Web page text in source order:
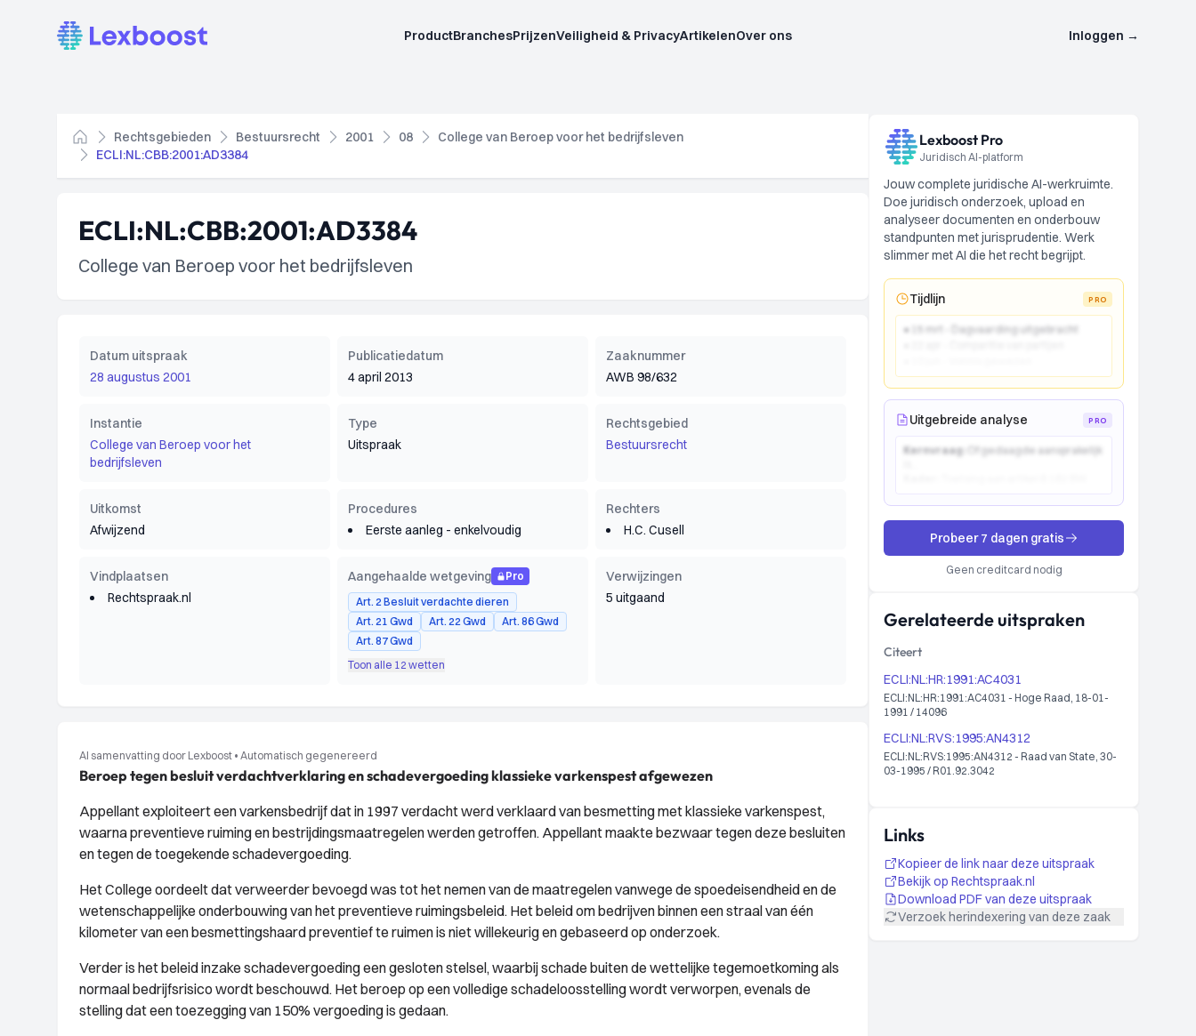
Lexboost ProductBranchesPrijzenVeiligheid & PrivacyArtikelenOver ons Inloggen →
Home
Rechtsgebieden Bestuursrecht 2001 08
College van Beroep voor het bedrijfsleven
ECLI:NL:CBB:2001:AD3384
ECLI:NL:CBB:2001:AD3384
College van Beroep voor het bedrijfsleven
Datum uitspraak
28 augustus 2001
Publicatiedatum
4 april 2013
Zaaknummer
AWB 98/632
Instantie
College van Beroep voor het
bedrijfsleven
Type
Uitspraak
Rechtsgebied
Bestuursrecht
Uitkomst
Afwijzend
Procedures
Eerste aanleg - enkelvoudig
Rechters
H.C. Cusell
Vindplaatsen
Rechtspraak.nl
Aangehaalde wetgeving
Pro
Art. 2 Besluit verdachte dieren
Art. 21 Gwd
Art. 22 Gwd
Art. 86 Gwd
Art. 87 Gwd
Toon alle 12 wetten
Verwijzingen
5 uitgaand
AI samenvatting door Lexboost • Automatisch gegenereerd
Beroep tegen besluit verdachtverklaring en schadevergoeding klassieke varkenspest afgewezen
Appellant exploiteert een varkensbedrijf dat in 1997 verdacht werd verklaard van besmetting met klassieke varkenspest,
waarna preventieve ruiming en bestrijdingsmaatregelen werden getroffen. Appellant maakte bezwaar tegen deze besluiten
en tegen de toegekende schadevergoeding.
Het College oordeelt dat verweerder bevoegd was tot het nemen van de maatregelen vanwege de spoedeisendheid en de
wetenschappelijke onderbouwing van het preventieve ruimingsbeleid. Het beleid om bedrijven binnen een straal van één
kilometer van een besmettingshaard preventief te ruimen is niet willekeurig en gebaseerd op onderzoek.
Verder is het beleid inzake schadevergoeding een gesloten stelsel, waarbij schade buiten de wettelijke tegemoetkoming als
normaal bedrijfsrisico wordt beschouwd. Het beroep op een volledige schadeloosstelling wordt verworpen, evenals de
stelling dat een toezegging van 150% vergoeding is gedaan.
Lexboost Pro
Juridisch AI-platform
Jouw complete juridische AI-werkruimte.
Doe juridisch onderzoek, upload en
analyseer documenten en onderbouw
standpunten met jurisprudentie. Werk
slimmer met AI die het recht begrijpt.
Tijdlijn PRO
● 15 mrt - Dagvaarding uitgebracht
Uitgebreide analyse PRO
Kernvraag:
Of gedaagde aansprakelijk
Probeer 7 dagen gratis
Geen creditcard nodig
Gerelateerde uitspraken
Citeert
ECLI:NL:HR:1991:AC4031
ECLI:NL:HR:1991:AC4031 - Hoge Raad, 18-01-
1991 / 14096
ECLI:NL:RVS:1995:AN4312
ECLI:NL:RVS:1995:AN4312 - Raad van State, 30-
03-1995 / R01.92.3042
Links
Kopieer de link naar deze uitspraak
Bekijk op Rechtspraak.nl
Download PDF van deze uitspraak
Verzoek herindexering van deze zaak